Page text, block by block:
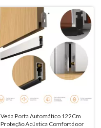
Veda Porta Automático 122Cm
Proteção Acústica Comfortdoor